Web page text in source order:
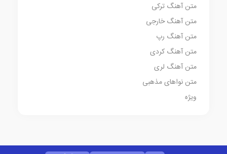
متن آهنگ ترکی
متن آهنگ خارجی
متن آهنگ رپ
متن آهنگ کردی
متن آهنگ لری
متن نواهای مذهبی
ویژه